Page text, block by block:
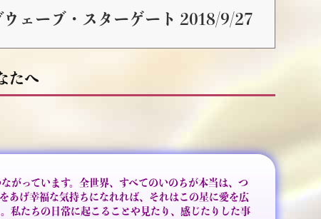
ウェーブ・スターゲート 2018/9/27
たへ
がっています。全世界、すべてのいのちが本当は、つ
あげ幸福な気持ちになれれば、それはこの星に愛を広
私たちの日常に起こることや見たり、感じたりした事